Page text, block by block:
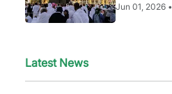
Jun 01, 2026 •
Latest News